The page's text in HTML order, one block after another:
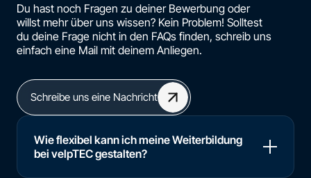
Du hast noch Fragen zu deiner Bewerbung oder
willst mehr über uns wissen? Kein Problem! Solltest
du deine Frage nicht in den FAQs finden, schreib uns
einfach eine Mail mit deinem Anliegen.
Schreibe uns eine Nachricht
Wie flexibel kann ich meine Weiterbildung
bei velpTEC gestalten?